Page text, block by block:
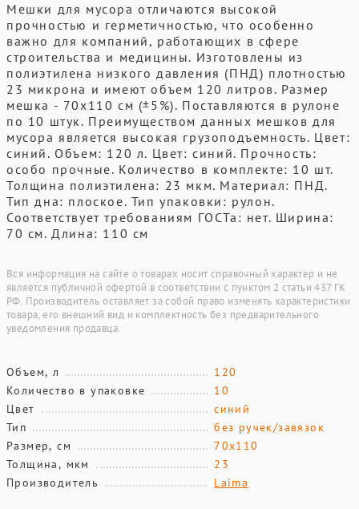
Мешки для мусора отличаются высокой
прочностью и герметичностью, что особенно
важно для компаний, работающих в сфере
строительства и медицины. Изготовлены из
полиэтилена низкого давления (ПНД) плотностью
23 микрона и имеют объем 120 литров. Размер
мешка - 70х110 см (±5%). Поставляются в рулоне
по 10 штук. Преимуществом данных мешков для
мусора является высокая грузоподъемность. Цвет:
синий. Объем: 120 л. Цвет: синий. Прочность:
особо прочные. Количество в комплекте: 10 шт.
Толщина полиэтилена: 23 мкм. Материал: ПНД.
Тип дна: плоское. Тип упаковки: рулон.
Соответствует требованиям ГОСТа: нет. Ширина:
70 см. Длина: 110 см
Вся информация на сайте о товарах носит справочный характер и не
является публичной офертой в соответствии с пунктом 2 статьи 437 ГК
РФ. Производитель оставляет за собой право изменять характеристики
товара, его внешний вид и комплектность без предварительного
уведомления продавца.
Объем, л
120
Количество в упаковке
10
Цвет
синий
Тип
без ручек/завязок
Размер, см
70х110
Толщина, мкм
23
Производитель
Laima